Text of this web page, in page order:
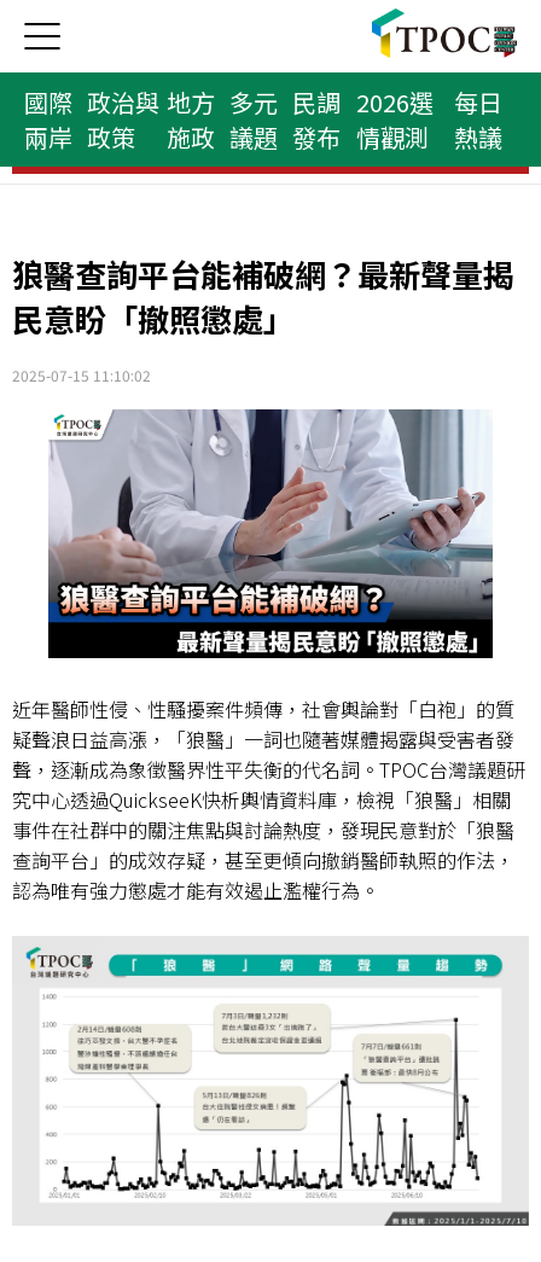
國際
兩岸
政治與
政策
地方
施政
多元
議題
民調
發布
2026選
情觀測
每日
熱議
民意代表榜
狼醫查詢平台能補破網？最新聲量揭
民意盼「撤照懲處」
2025-07-15 11:10:02
近年醫師性侵、性騷擾案件頻傳，社會輿論對「白袍」的質
疑聲浪日益高漲，「狼醫」一詞也隨著媒體揭露與受害者發
聲，逐漸成為象徵醫界性平失衡的代名詞。 TPOC台灣議題研
究中心透過QuickseeK快析輿情資料庫，檢視「狼醫」相關
事件在社群中的關注焦點與討論熱度，發現民意對於「狼醫
查詢平台」的成效存疑，甚至更傾向撤銷醫師執照的作法，
認為唯有強力懲處才能有效遏止濫權行為。